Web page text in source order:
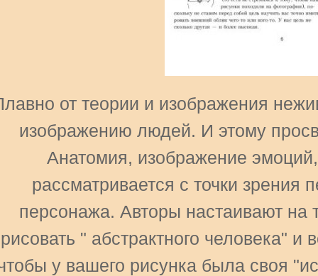
от теории и изображения
изображению людей. И этому
Анатомия, изображение
рассматривается с точки зрения
персонажа. Авторы настаивают на
рисовать " абстрактного человека"
у вашего рисунка была своя